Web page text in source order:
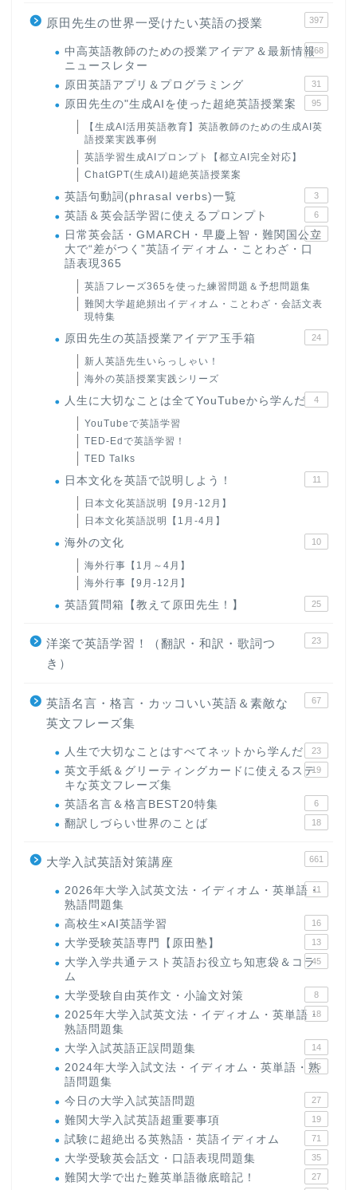
原田先生の世界一受けたい英語の授業 397
中高英語教師のための授業アイデア＆最新情報
ニュースレター
168
原田英語アプリ＆プログラミング 31
原田先生の"生成AIを使った超絶英語授業案 95
【生成AI活用英語教育】英語教師のための生成AI英
語授業実践事例
英語学習生成AIプロンプト【都立AI完全対応】
ChatGPT(生成AI)超絶英語授業案
英語句動詞(phrasal verbs)一覧 3
英語＆英会話学習に使えるプロンプト 6
日常英会話・GMARCH・早慶上智・難関国公立
大で“差がつく”英語イディオム・ことわざ・口
語表現365
22
英語フレーズ365を使った練習問題＆予想問題集
難関大学超絶頻出イディオム・ことわざ・会話文表
現特集
原田先生の英語授業アイデア玉手箱 24
新人英語先生いらっしゃい！
海外の英語授業実践シリーズ
人生に大切なことは全てYouTubeから学んだ 4
YouTubeで英語学習
TED-Edで英語学習！
TED Talks
日本文化を英語で説明しよう！ 11
日本文化英語説明【9月-12月】
日本文化英語説明【1月-4月】
海外の文化 10
海外行事【1月～4月】
海外行事【9月-12月】
英語質問箱【教えて原田先生！】 25
洋楽で英語学習！（翻訳・和訳・歌詞つ
き）
23
英語名言・格言・カッコいい英語＆素敵な
英文フレーズ集
67
人生で大切なことはすべてネットから学んだ 23
英文手紙＆グリーティングカードに使えるステ
キな英文フレーズ集
19
英語名言＆格言BEST20特集 6
翻訳しづらい世界のことば 18
大学入試英語対策講座 661
2026年大学入試英文法・イディオム・英単語・
熟語問題集
11
高校生×AI英語学習 16
大学受験英語専門【原田塾】 13
大学入学共通テスト英語お役立ち知恵袋＆コラ
ム
45
大学受験自由英作文・小論文対策 8
2025年大学入試英文法・イディオム・英単語・
熟語問題集
18
大学入試英語正誤問題集 14
2024年大学入試文法・イディオム・英単語・熟
語問題集
15
今日の大学入試英語問題 27
難関大学入試英語超重要事項 19
試験に超絶出る英熟語・英語イディオム 71
大学受験英会話文・口語表現問題集 35
難関大学で出た難英単語徹底暗記！ 27